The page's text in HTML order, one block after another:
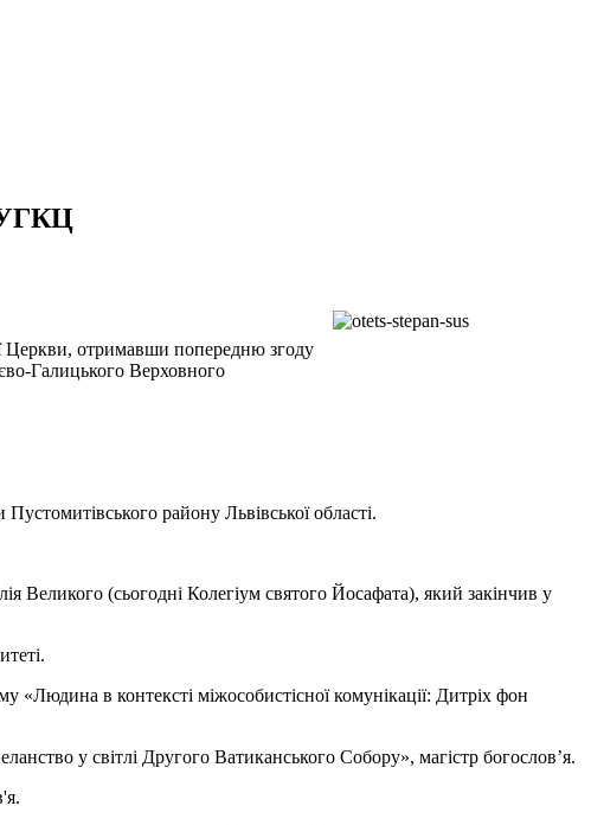
УГКЦ
Церкви, отримавши попередню згоду
Галицького Верховного
району Львівської області.
Великого (сьогодні Колегіум святого Йосафата), який закінчив у
«Людина в контексті міжособистісної комунікації: Дитріх фон
у світлі Другого Ватиканського Собору», магістр богослов’я.